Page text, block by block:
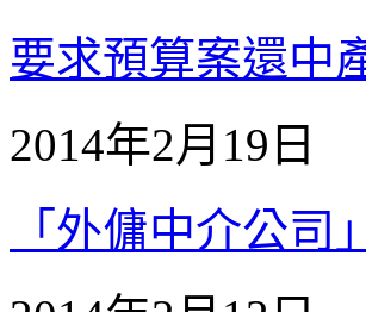
要求預算案還中
2014年2月19日
「外傭中介公司